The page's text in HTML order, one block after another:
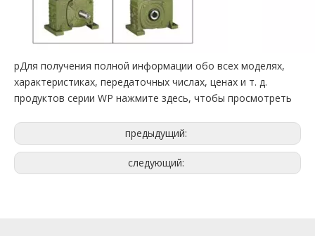
pДля получения полной информации обо всех моделях,
характеристиках, передаточных числах, ценах и т. д.
продуктов серии WP нажмите здесь, чтобы просмотреть
предыдущий:
следующий: